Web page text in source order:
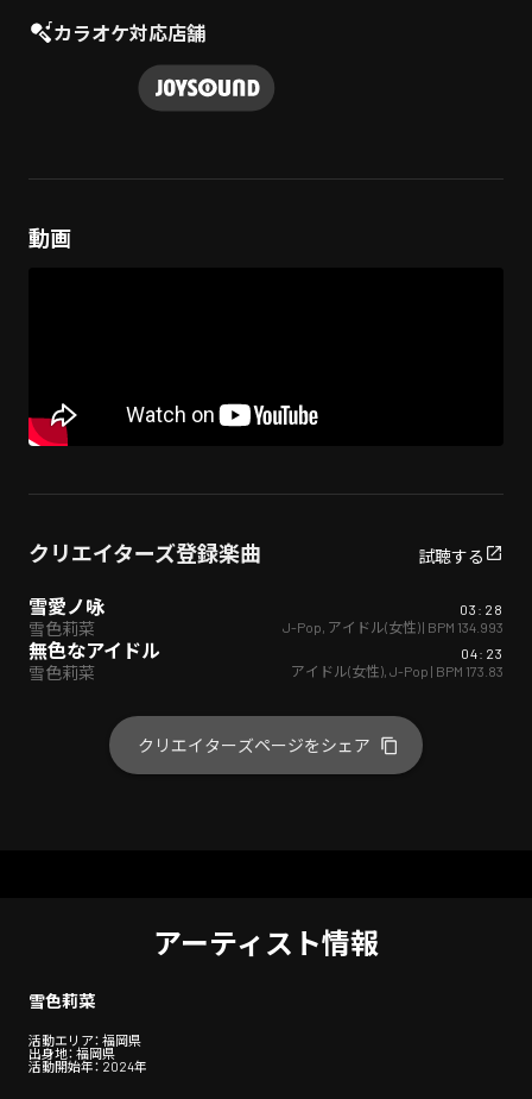
カラオケ対応店舗
動画
クリエイターズ登録楽曲 試聴する
雪愛ノ咏
雪色莉菜
03:28
J-Pop アイドル(女性)| BPM 134.993
無色なアイドル
雪色莉菜
04:23
アイドル(女性) J-Pop | BPM 173.83
クリエイターズページをシェア
アーティスト情報
雪色莉菜
活動エリア： 福岡県
出身地： 福岡県
活動開始年： 2024年